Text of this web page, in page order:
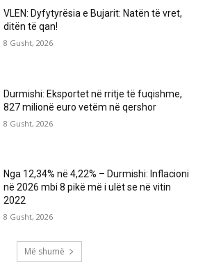
VLEN: Dyfytyrësia e Bujarit: Natën të vret,
ditën të qan!
8 Gusht, 2026
Durmishi: Eksportet në rritje të fuqishme,
827 milionë euro vetëm në qershor
8 Gusht, 2026
Nga 12,34% në 4,22% – Durmishi: Inflacioni
në 2026 mbi 8 pikë më i ulët se në vitin
2022
8 Gusht, 2026
Më shumë